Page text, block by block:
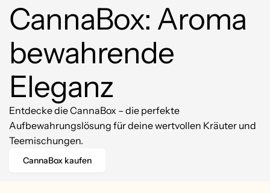
CannaBox: Aroma
bewahrende
Eleganz
Entdecke die CannaBox – die perfekte
Aufbewahrungslösung für deine wertvollen Kräuter und
Teemischungen.
CannaBox kaufen